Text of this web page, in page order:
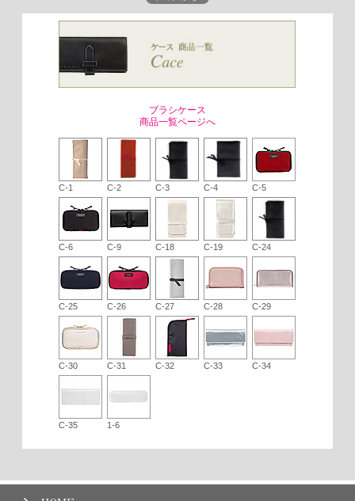
ブラシケース
商品一覧ページへ
C-1 C-2 C-3 C-4 C-5
C-6 C-9 C-18 C-19 C-24
C-25 C-26 C-27 C-28 C-29
C-30 C-31 C-32 C-33 C-34
C-35 1-6